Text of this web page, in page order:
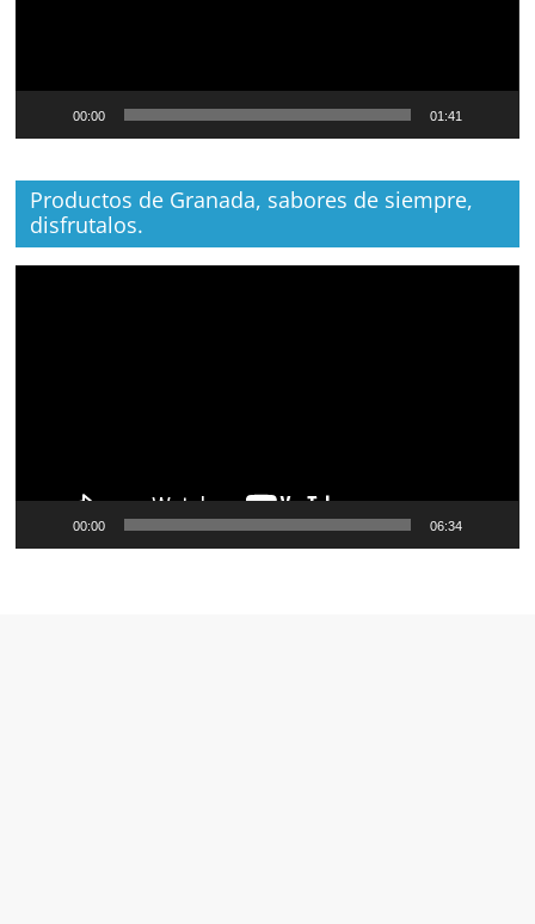
00:00 01:41
Productos de Granada, sabores de siempre,
disfrutalos.
00:00 06:34